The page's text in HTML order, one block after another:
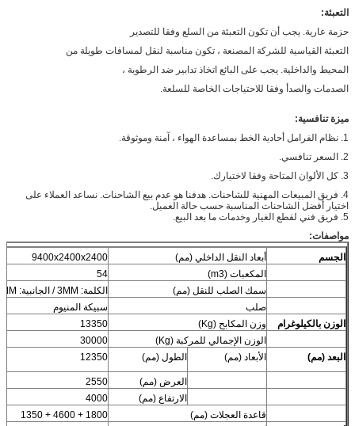
التعبئة:
حزمة عارية. يجب أن تكون التعبئة من السلع وفقا للتصدير
التعبئة القياسية للشركة المصنعة ، تكون مناسبة لنقل لمسافات طويلة من
المحيط والداخلية. يجب على البائع اتخاذ تدابير ضد الرطوبة ،
الصدمات والصدأ وفقا للاحتياجات الخاصة للسلعة.
ميزة تنافسية:
1. نظام الفرامل أحادية الخط بمساعدة الهواء ، آمنة وموثوقة.
2. السعر تنافسي.
3. كل الألوان المتاحة وفقا لاختيارك.
4. فريق المبيعات المهنية للشاحنات. هدفنا هو عدم بيع الشاحنات. نساعد العملاء على
اختيار أفضل الشاحنات المناسبة حسب حالة العميل.
5. فريق فني لقطع الغيار وخدمات ما بعد البيع.
مواصفات:
الجسم
أبعاد النقل الداخلي (مم)
9400x2400x2400
المكعبات (m3)
54
سمك الصلب للنقل (مم)
الكلمة: 3MM / الجانبية: 1MM
صلب
سبيكة المنيوم
الوزن بالكيلوغرام
وزن المكابح (Kg)
13350
الوزن الإجمالي للمركبة (Kg)
30000
البعد (مم)
الأبعاد (مم) الطول (مم) 12350
العرض (مم)
2550
الارتفاع (مم)
4000
قاعدة العجلات (مم)
1800 + 4600 + 1350